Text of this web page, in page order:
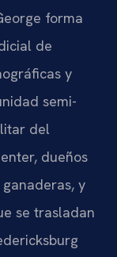
forma
de
y
semi-
del
dueños
y
se trasladan